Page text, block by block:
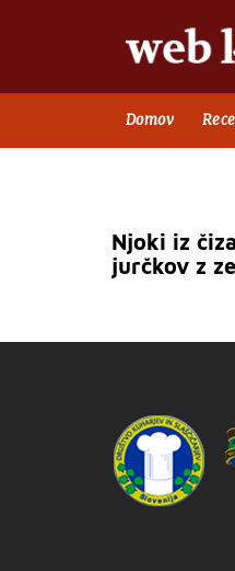
Domov
Njoki iz
jurčkov z